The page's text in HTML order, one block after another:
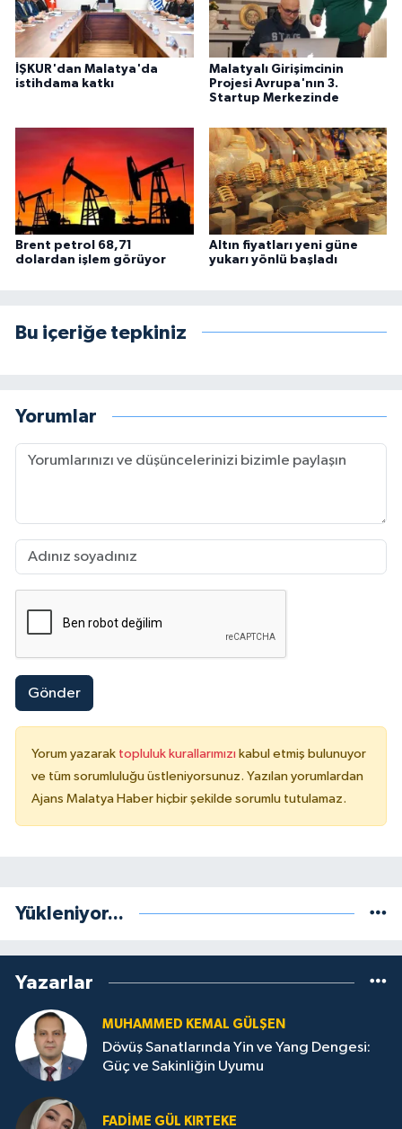
İŞKUR'dan Malatya'da
istihdama katkı
Malatyalı Girişimcinin
Projesi Avrupa'nın 3.
Startup Merkezinde
Brent petrol 68,71
dolardan işlem görüyor
Altın fiyatları yeni güne
yukarı yönlü başladı
Bu içeriğe tepkiniz
Yorumlar
Gönder
Yorum yazarak topluluk kurallarımızı kabul etmiş bulunuyor
ve tüm sorumluluğu üstleniyorsunuz. Yazılan yorumlardan
Ajans Malatya Haber hiçbir şekilde sorumlu tutulamaz.
Yükleniyor...
Yazarlar
MUHAMMED KEMAL GÜLŞEN
Dövüş Sanatlarında Yin ve Yang Dengesi:
Güç ve Sakinliğin Uyumu
FADIME GÜL KIRTEKE